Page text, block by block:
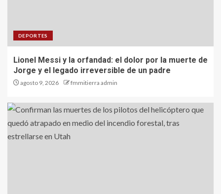
DEPORTES
Lionel Messi y la orfandad: el dolor por la muerte de
Jorge y el legado irreversible de un padre
agosto 9, 2026 fmmitierra admin